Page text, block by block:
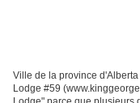
Ville de la province
Lodge #59